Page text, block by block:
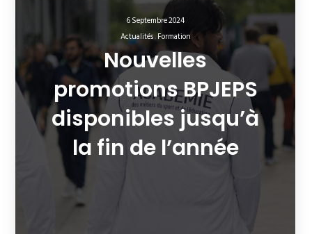
6 Septembre 2024
Actualités Formation
Nouvelles
promotions BPJEPS
disponibles jusqu’à
la fin de l’année